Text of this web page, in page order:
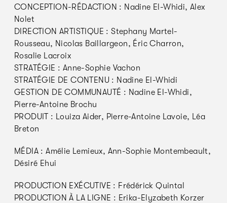
CONCEPTION-RÉDACTION : Nadine El-Whidi, Alex
Nolet
DIRECTION ARTISTIQUE : Stephany Martel-
Rousseau, Nicolas Baillargeon, Éric Charron,
Rosalie Lacroix
STRATÉGIE : Anne-Sophie Vachon
STRATÉGIE DE CONTENU : Nadine El-Whidi
GESTION DE COMMUNAUTÉ : Nadine El-Whidi,
Pierre-Antoine Brochu
PRODUIT : Louiza Aider, Pierre-Antoine Lavoie, Léa
Breton
MÉDIA : Amélie Lemieux, Ann-Sophie Montembeault,
Désiré Ehui
PRODUCTION EXÉCUTIVE : Frédérick Quintal
PRODUCTION À LA LIGNE : Erika-Elyzabeth Korzer